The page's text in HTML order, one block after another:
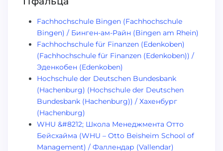
Fachhochschule Bingen (Fachhochschule
Bingen) / Бинген-ам-Райн (Bingen am Rhein)
Fachhochschule für Finanzen (Edenkoben)
(Fachhochschule für Finanzen (Edenkoben)) /
Эденкобен (Edenkoben)
Hochschule der Deutschen Bundesbank
(Hachenburg) (Hochschule der Deutschen
Bundesbank (Hachenburg)) / Хахенбург
(Hachenburg)
WHU &#8212; Школа Менеджмента Отто
Бейсхайма (WHU – Otto Beisheim School of
Management) / Фаллендар (Vallendar)